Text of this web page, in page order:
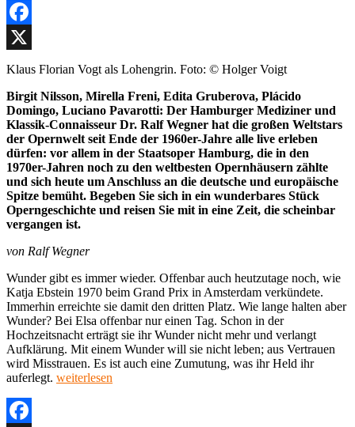
Facebook
X
Klaus Florian Vogt als Lohengrin. Foto: © Holger Voigt
Birgit Nilsson, Mirella Freni, Edita Gruberova, Plácido
Domingo, Luciano Pavarotti: Der Hamburger Mediziner und
Klassik-Connaisseur Dr. Ralf Wegner hat die großen Weltstars
der Opernwelt seit Ende der 1960er-Jahre alle live erleben
dürfen: vor allem in der Staatsoper Hamburg, die in den
1970er-Jahren noch zu den weltbesten Opernhäusern zählte
und sich heute um Anschluss an die deutsche und europäische
Spitze bemüht. Begeben Sie sich in ein wunderbares Stück
Operngeschichte und reisen Sie mit in eine Zeit, die scheinbar
vergangen ist.
von Ralf Wegner
Wunder gibt es immer wieder. Offenbar auch heutzutage noch, wie
Katja Ebstein 1970 beim Grand Prix in Amsterdam verkündete.
Immerhin erreichte sie damit den dritten Platz. Wie lange halten aber
Wunder? Bei Elsa offenbar nur einen Tag. Schon in der
Hochzeitsnacht erträgt sie ihr Wunder nicht mehr und verlangt
Aufklärung. Mit einem Wunder will sie nicht leben; aus Vertrauen
wird Misstrauen. Es ist auch eine Zumutung, was ihr Held ihr
auferlegt. „Meine
weiterlesen